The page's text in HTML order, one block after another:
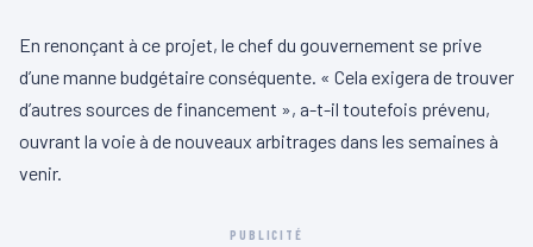
En renonçant à ce projet, le chef du gouvernement se prive
d’une manne budgétaire conséquente. « Cela exigera de trouver
d’autres sources de financement », a-t-il toutefois prévenu,
ouvrant la voie à de nouveaux arbitrages dans les semaines à
venir.
PUBLICITÉ